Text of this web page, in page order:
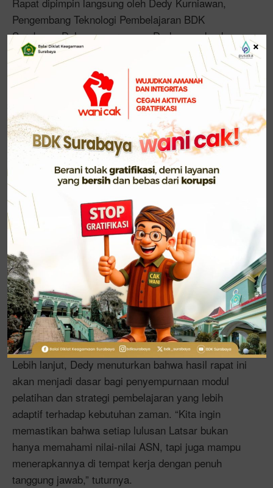
Pengembang Teknologi Pembelajaran BDK
Surabaya. Dalam paparannya, Dedy menekankan
pentingnya kegiatan ini sebagai sarana perbaikan
dan penyempurnaan program pelatihan dasar CPNS
di masa mendatang.
“Rapat ini sangat penting untuk mengevaluasi
pelaksanaan Latsar angkatan I hingga X,” ungkap
Dedy. “Dari sini kita bisa melihat apa yang sudah
baik dan apa yang perlu ditingkatkan, agar angkatan
berikutnya dapat berjalan lebih efektif dan efisien.”
Selain menjadi forum evaluasi, rapat ini juga
berfungsi sebagai ajang penentuan penilaian dan
kelulusan peserta Latsar CPNS. Melalui proses
penilaian yang objektif dan transparan, diharapkan
lahir ASN yang tidak hanya cerdas secara
intelektual, tetapi juga memiliki integritas moral dan
semangat pengabdian tinggi kepada bangsa dan
negara.
Lebih lanjut, Dedy menuturkan bahwa hasil rapat ini
akan menjadi dasar bagi penyempurnaan modul
pelatihan dan strategi pembelajaran yang lebih
adaptif terhadap kebutuhan zaman. “Kita ingin
memastikan bahwa setiap lulusan Latsar bukan
hanya memahami nilai-nilai ASN, tapi juga mampu
menerapkannya di tempat kerja dengan penuh
tanggung jawab,” tuturnya.
×